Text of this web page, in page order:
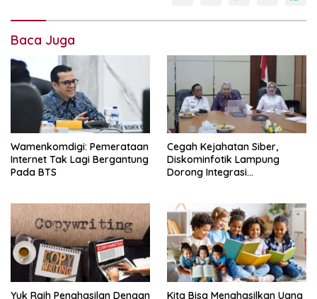
handphone
harga
kapasitas
kartu
memori
microsd
palsu
penyimpanan
Baca Juga
Wamenkomdigi: Pemerataan
Internet Tak Lagi Bergantung
Pada BTS
Cegah Kejahatan Siber,
Diskominfotik Lampung
Dorong Integrasi
Yuk Raih Penghasilan Dengan
Kita Bisa Menghasilkan Uang